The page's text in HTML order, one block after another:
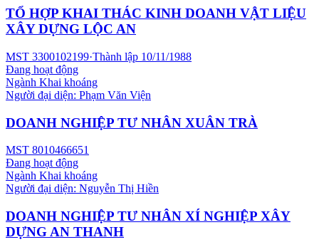
TỔ HỢP KHAI THÁC KINH DOANH VẬT LIỆU
XÂY DỰNG LỘC AN
MST 3300102199·Thành lập 10/11/1988
Đang hoạt động
Ngành Khai khoáng
Người đại diện: Phạm Văn Viện
DOANH NGHIỆP TƯ NHÂN XUÂN TRÀ
MST 8010466651
Đang hoạt động
Ngành Khai khoáng
Người đại diện: Nguyễn Thị Hiền
DOANH NGHIỆP TƯ NHÂN XÍ NGHIỆP XÂY
DỰNG AN THANH